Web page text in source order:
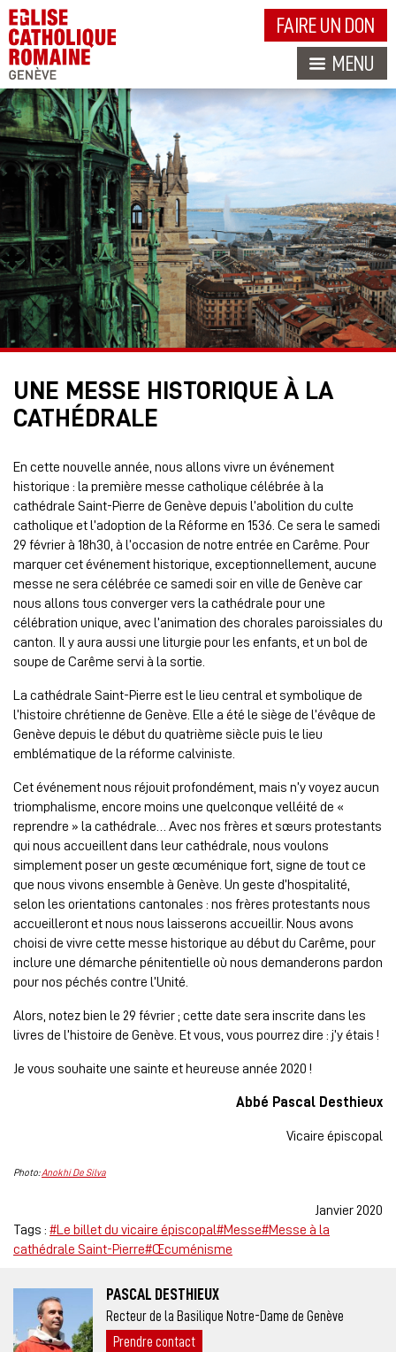
FAIRE UN DON
MENU
UNE MESSE HISTORIQUE À LA
CATHÉDRALE
En cette nouvelle année, nous allons vivre un événement
historique : la première messe catholique célébrée à la
cathédrale Saint-Pierre de Genève depuis l’abolition du culte
catholique et l’adoption de la Réforme en 1536. Ce sera le samedi
29 février à 18h30, à l’occasion de notre entrée en Carême. Pour
marquer cet événement historique, exceptionnellement, aucune
messe ne sera célébrée ce samedi soir en ville de Genève car
nous allons tous converger vers la cathédrale pour une
célébration unique, avec l’animation des chorales paroissiales du
canton. Il y aura aussi une liturgie pour les enfants, et un bol de
soupe de Carême servi à la sortie.
La cathédrale Saint-Pierre est le lieu central et symbolique de
l’histoire chrétienne de Genève. Elle a été le siège de l’évêque de
Genève depuis le début du quatrième siècle puis le lieu
emblématique de la réforme calviniste.
Cet événement nous réjouit profondément, mais n’y voyez aucun
triomphalisme, encore moins une quelconque velléité de «
reprendre » la cathédrale… Avec nos frères et sœurs protestants
qui nous accueillent dans leur cathédrale, nous voulons
simplement poser un geste œcuménique fort, signe de tout ce
que nous vivons ensemble à Genève. Un geste d’hospitalité,
selon les orientations cantonales : nos frères protestants nous
accueilleront et nous nous laisserons accueillir. Nous avons
choisi de vivre cette messe historique au début du Carême, pour
inclure une démarche pénitentielle où nous demanderons pardon
pour nos péchés contre l’Unité.
Alors, notez bien le 29 février ; cette date sera inscrite dans les
livres de l’histoire de Genève. Et vous, vous pourrez dire : j’y étais !
Je vous souhaite une sainte et heureuse année 2020 !
Abbé Pascal Desthieux
Vicaire épiscopal
Photo:Anokhi De Silva
Janvier 2020
Tags : #Le billet du vicaire épiscopal#Messe#Messe à la
cathédrale Saint-Pierre#Œcuménisme
PASCAL DESTHIEUX
Recteur de la Basilique Notre-Dame de Genève
Prendre contact